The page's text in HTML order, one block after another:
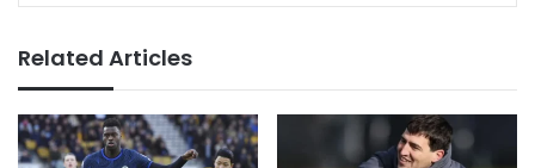
Related Articles